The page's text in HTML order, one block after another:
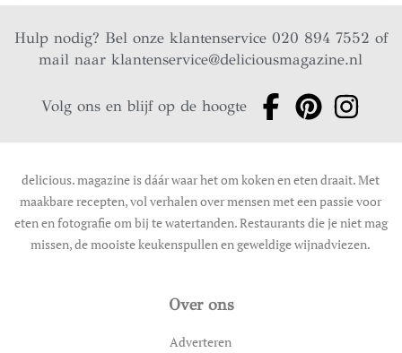
Hulp nodig? Bel onze klantenservice 020 894 7552 of
mail naarklantenservice@deliciousmagazine.nl
Volg ons en blijf op de hoogte
delicious. magazine is dáár waar het om koken en eten draait. Met
maakbare recepten, vol verhalen over mensen met een passie voor
eten en fotografie om bij te watertanden. Restaurants die je niet mag
missen, de mooiste keukenspullen en geweldige wijnadviezen.
Over ons
Adverteren